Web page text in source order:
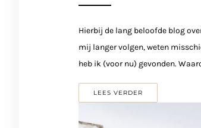
Hierbij de lang beloofde blog
mij langer volgen, weten
heb ik (voor nu) gevonden.
LEES VERDER